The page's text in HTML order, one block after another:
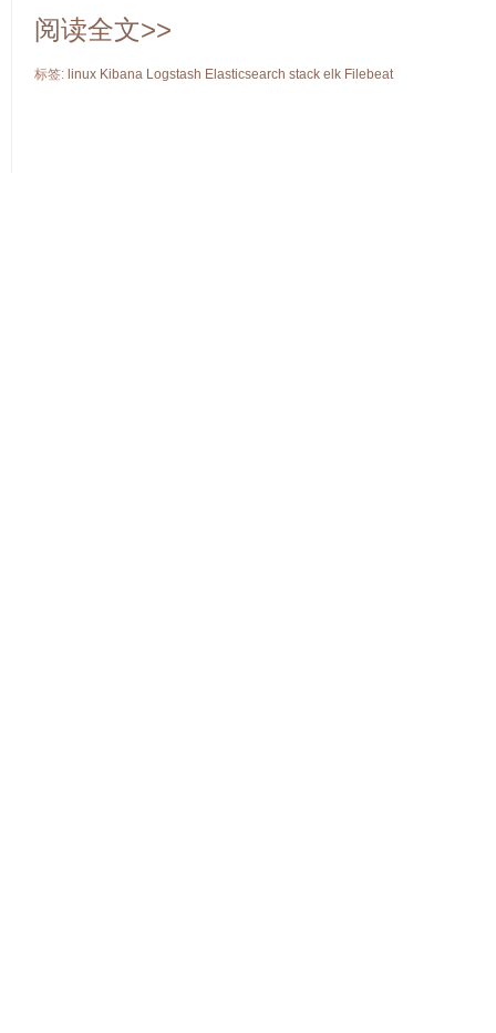
阅读全文>>
标签: linux Kibana Logstash Elasticsearch stack elk Filebeat